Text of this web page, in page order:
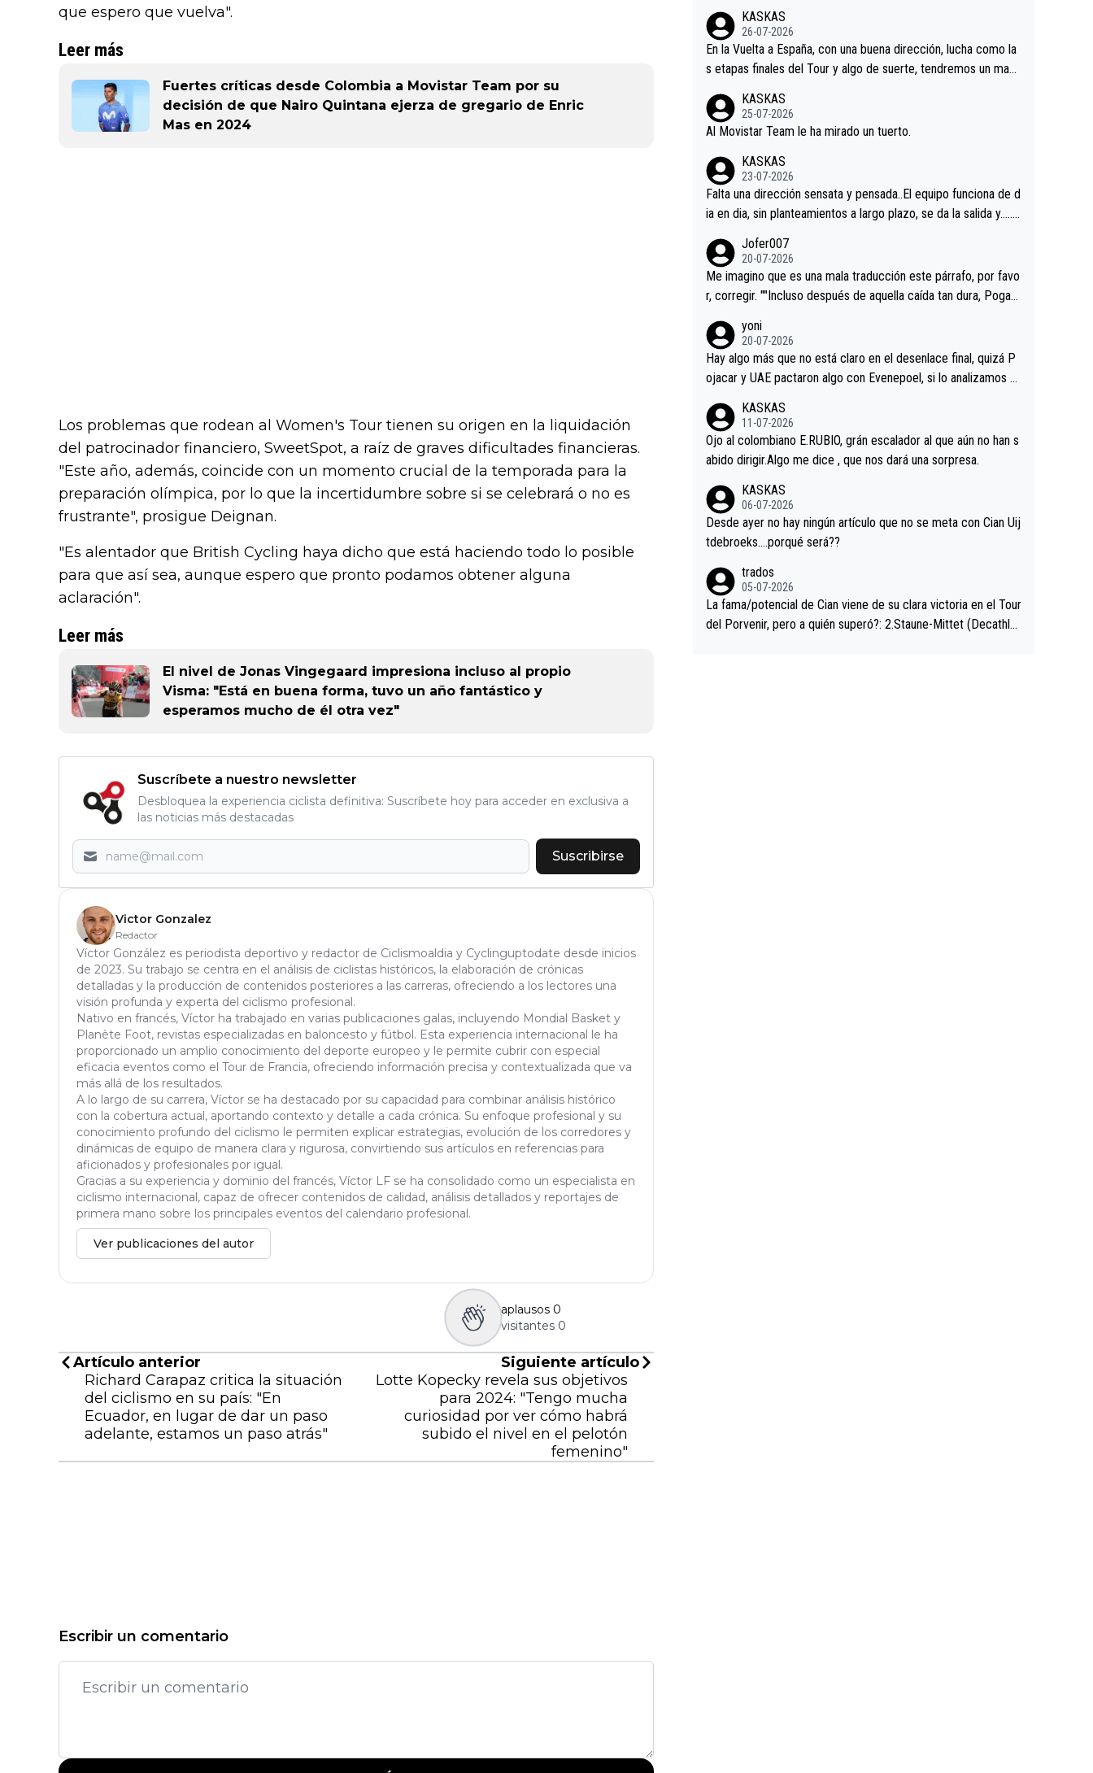
que espero que vuelva".
Leer más
Fuertes críticas desde Colombia a Movistar Team por su
decisión de que Nairo Quintana ejerza de gregario de Enric
Mas en 2024
Los problemas que rodean al Women's Tour tienen su origen en la liquidación
del patrocinador financiero, SweetSpot, a raíz de graves dificultades financieras.
"Este año, además, coincide con un momento crucial de la temporada para la
preparación olímpica, por lo que la incertidumbre sobre si se celebrará o no es
frustrante", prosigue Deignan.
"Es alentador que British Cycling haya dicho que está haciendo todo lo posible
para que así sea, aunque espero que pronto podamos obtener alguna
aclaración".
Leer más
El nivel de Jonas Vingegaard impresiona incluso al propio
Visma: "Está en buena forma, tuvo un año fantástico y
esperamos mucho de él otra vez"
Suscríbete a nuestro newsletter
Desbloquea la experiencia ciclista definitiva: Suscríbete hoy para acceder en exclusiva a
las noticias más destacadas
Suscribirse
Victor Gonzalez
Redactor
Víctor González es periodista deportivo y redactor de Ciclismoaldia y Cyclinguptodate desde inicios
de 2023. Su trabajo se centra en el análisis de ciclistas históricos, la elaboración de crónicas
detalladas y la producción de contenidos posteriores a las carreras, ofreciendo a los lectores una
visión profunda y experta del ciclismo profesional.
Nativo en francés, Víctor ha trabajado en varias publicaciones galas, incluyendo Mondial Basket y
Planète Foot, revistas especializadas en baloncesto y fútbol. Esta experiencia internacional le ha
proporcionado un amplio conocimiento del deporte europeo y le permite cubrir con especial
eficacia eventos como el Tour de Francia, ofreciendo información precisa y contextualizada que va
más allá de los resultados.
A lo largo de su carrera, Víctor se ha destacado por su capacidad para combinar análisis histórico
con la cobertura actual, aportando contexto y detalle a cada crónica. Su enfoque profesional y su
conocimiento profundo del ciclismo le permiten explicar estrategias, evolución de los corredores y
dinámicas de equipo de manera clara y rigurosa, convirtiendo sus artículos en referencias para
aficionados y profesionales por igual.
Gracias a su experiencia y dominio del francés, Víctor LF se ha consolidado como un especialista en
ciclismo internacional, capaz de ofrecer contenidos de calidad, análisis detallados y reportajes de
primera mano sobre los principales eventos del calendario profesional.
Ver publicaciones del autor
aplausos 0
visitantes 0
Artículo anterior
Richard Carapaz critica la situación
del ciclismo en su país: "En
Ecuador, en lugar de dar un paso
adelante, estamos un paso atrás"
Siguiente artículo
Lotte Kopecky revela sus objetivos
para 2024: "Tengo mucha
curiosidad por ver cómo habrá
subido el nivel en el pelotón
femenino"
Escribir un comentario
KASKAS
26-07-2026
En la Vuelta a España, con una buena dirección, lucha como la
s etapas finales del Tour y algo de suerte, tendremos un magn
KASKAS
25-07-2026
Al Movistar Team le ha mirado un tuerto.
KASKAS
23-07-2026
Falta una dirección sensata y pensada..El equipo funciona de d
ia en dia, sin planteamientos a largo plazo, se da la salida y…..v
a, Minguez, Velez etc etc.Me da pena vivir estos momentos t
an tristes sin victorias.
Jofer007
20-07-2026
Me imagino que es una mala traducción este párrafo, por favo
r, corregir. ""Incluso después de aquella caída tan dura, Pogac
rd permaneció pegado a su rueda. Parecía increíble la forma
en la que era capaz de controlar el miedo", recordó."
yoni
20-07-2026
Hay algo más que no está claro en el desenlace final, quizá P
ojacar y UAE pactaron algo con Evenepoel, si lo analizamos P
casi sin pedalear, luego está el saludo con Evenepoel dándose
la mano de una manera muy fraternal, más allá de los típicos t
oques en el hombro con que saludaba a Vingegard. Ahí hubo u
o aprieta, a ver si por querer poner a Del Toro con calzador e
n posición de podio UAE y Pojacar se van complicar el tour.
KASKAS
11-07-2026
Ojo al colombiano E.RUBIO, grán escalador al que aún no han s
abido dirigir.Algo me dice , que nos dará una sorpresa.
KASKAS
06-07-2026
Desde ayer no hay ningún artículo que no se meta con Cian Uij
tdebroeks….porqué será??
trados
05-07-2026
La fama/potencial de Cian viene de su clara victoria en el Tour
del Porvenir, pero a quién superó?: 2.Staune-Mittet (Decathlo